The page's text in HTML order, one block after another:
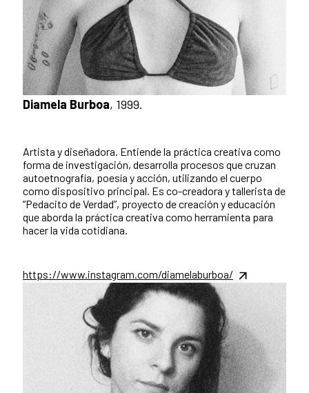
Diamela Burboa, 1999.
Artista y diseñadora. Entiende la práctica creativa como
forma de investigación, desarrolla procesos que cruzan
autoetnografía, poesía y acción, utilizando el cuerpo
como dispositivo principal. Es co-creadora y tallerista de
“Pedacito de Verdad”, proyecto de creación y educación
que aborda la práctica creativa como herramienta para
hacer la vida cotidiana.
https://www.instagram.com/diamelaburboa/